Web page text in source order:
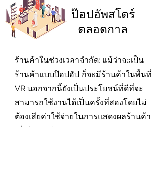
ป๊อปอัพสโตร์
ตลอดกาล
ร้านค้าในช่วงเวลาจำกัด: แม้ว่าจะเป็น
ร้านค้าแบบป๊อปอัป ก็จะมีร้านค้าในพื้นที่
VR นอกจากนี้ยังเป็นประโยชน์ที่ดีที่จะ
สามารถใช้งานได้เป็นครั้งที่สองโดยไม่
ต้องเสียค่าใช้จ่ายในการแสดงผลร้านค้า